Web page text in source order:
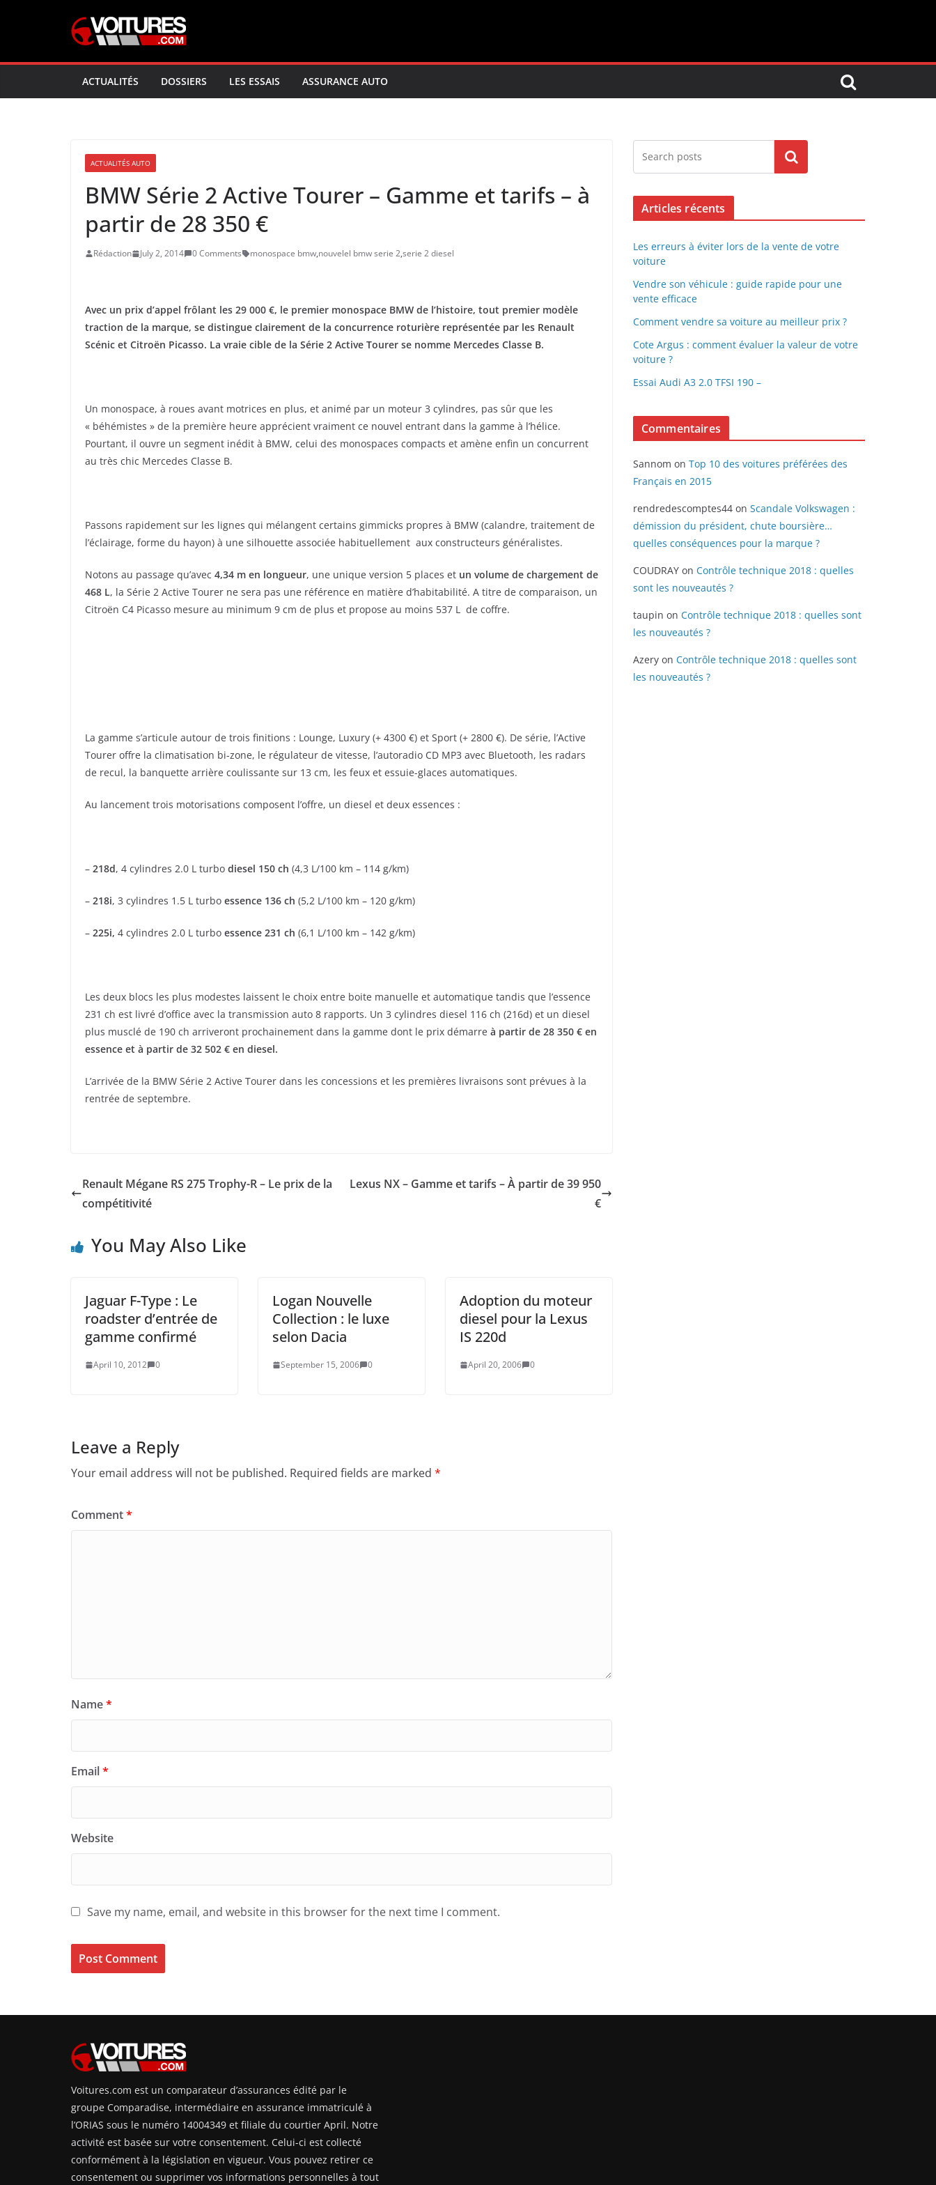
ACTUALITÉS DOSSIERS LES ESSAIS ASSURANCE AUTO
ACTUALITÉS AUTO
BMW Série 2 Active Tourer – Gamme et tarifs – à
partir de 28 350 €
Rédaction July 2, 2014 0 Comments monospace bmw,nouvelel bmw serie 2,serie 2 diesel
Avec un prix d’appel frôlant les 29 000 €, le premier monospace BMW de l’histoire, tout premier modèle
traction de la marque, se distingue clairement de la concurrence roturière représentée par les Renault
Scénic et Citroën Picasso. La vraie cible de la Série 2 Active Tourer se nomme Mercedes Classe B.
Un monospace, à roues avant motrices en plus, et animé par un moteur 3 cylindres, pas sûr que les
« béhémistes » de la première heure apprécient vraiment ce nouvel entrant dans la gamme à l’hélice.
Pourtant, il ouvre un segment inédit à BMW, celui des monospaces compacts et amène enfin un concurrent
au très chic Mercedes Classe B.
Passons rapidement sur les lignes qui mélangent certains gimmicks propres à BMW (calandre, traitement de
l’éclairage, forme du hayon) à une silhouette associée habituellement aux constructeurs généralistes.
Notons au passage qu’avec 4,34 m en longueur, une unique version 5 places et un volume de chargement de
468 L, la Série 2 Active Tourer ne sera pas une référence en matière d’habitabilité. A titre de comparaison, un
Citroën C4 Picasso mesure au minimum 9 cm de plus et propose au moins 537 L de coffre.
La gamme s’articule autour de trois finitions : Lounge, Luxury (+ 4300 €) et Sport (+ 2800 €). De série, l’Active
Tourer offre la climatisation bi-zone, le régulateur de vitesse, l’autoradio CD MP3 avec Bluetooth, les radars
de recul, la banquette arrière coulissante sur 13 cm, les feux et essuie-glaces automatiques.
Au lancement trois motorisations composent l’offre, un diesel et deux essences :
– 218d, 4 cylindres 2.0 L turbo diesel 150 ch (4,3 L/100 km – 114 g/km)
– 218i, 3 cylindres 1.5 L turbo essence 136 ch (5,2 L/100 km – 120 g/km)
– 225i, 4 cylindres 2.0 L turbo essence 231 ch (6,1 L/100 km – 142 g/km)
Les deux blocs les plus modestes laissent le choix entre boite manuelle et automatique tandis que l’essence
231 ch est livré d’office avec la transmission auto 8 rapports. Un 3 cylindres diesel 116 ch (216d) et un diesel
plus musclé de 190 ch arriveront prochainement dans la gamme dont le prix démarre à partir de 28 350 € en
essence et à partir de 32 502 € en diesel.
L’arrivée de la BMW Série 2 Active Tourer dans les concessions et les premières livraisons sont prévues à la
rentrée de septembre.
Renault Mégane RS 275 Trophy-R – Le prix de la
compétitivité
Lexus NX – Gamme et tarifs – À partir de 39 950
€
You May Also Like
Jaguar F-Type : Le
roadster d’entrée de
gamme confirmé
April 10, 2012 0
Logan Nouvelle
Collection : le luxe
selon Dacia
September 15, 2006 0
Adoption du moteur
diesel pour la Lexus
IS 220d
April 20, 2006 0
Leave a Reply
Your email address will not be published. Required fields are marked *
Comment*
Name*
Email*
Website
Save my name, email, and website in this browser for the next time I comment.
Search
Articles récents
Les erreurs à éviter lors de la vente de votre
voiture
Vendre son véhicule : guide rapide pour une
vente efficace
Comment vendre sa voiture au meilleur prix ?
Cote Argus : comment évaluer la valeur de votre
voiture ?
Essai Audi A3 2.0 TFSI 190 –
Commentaires
Sannom on Top 10 des voitures préférées des
Français en 2015
rendredescomptes44 on Scandale Volkswagen :
démission du président, chute boursière…
quelles conséquences pour la marque ?
COUDRAY on Contrôle technique 2018 : quelles
sont les nouveautés ?
taupin on Contrôle technique 2018 : quelles sont
les nouveautés ?
Azery on Contrôle technique 2018 : quelles sont
les nouveautés ?
Voitures.com est un comparateur d’assurances édité par le
groupe Comparadise, intermédiaire en assurance immatriculé à
l’ORIAS sous le numéro 14004349 et filiale du courtier April. Notre
activité est basée sur votre consentement. Celui-ci est collecté
conformément à la législation en vigueur. Vous pouvez retirer ce
consentement ou supprimer vos informations personnelles à tout